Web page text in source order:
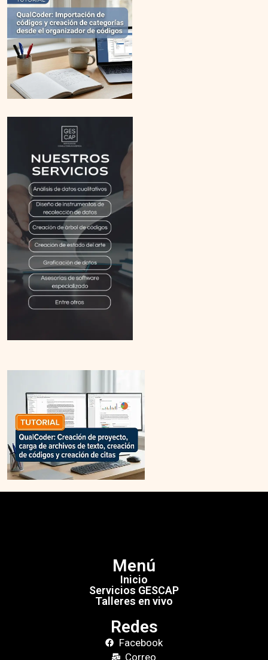
Menú
Inicio
Servicios GESCAP
Talleres en vivo
Redes
Facebook
Correo